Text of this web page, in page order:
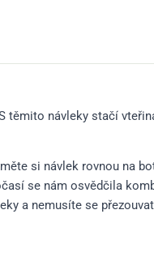
těmito návleky stačí
si návlek rovnou na
se nám osvědčila
a nemusíte se